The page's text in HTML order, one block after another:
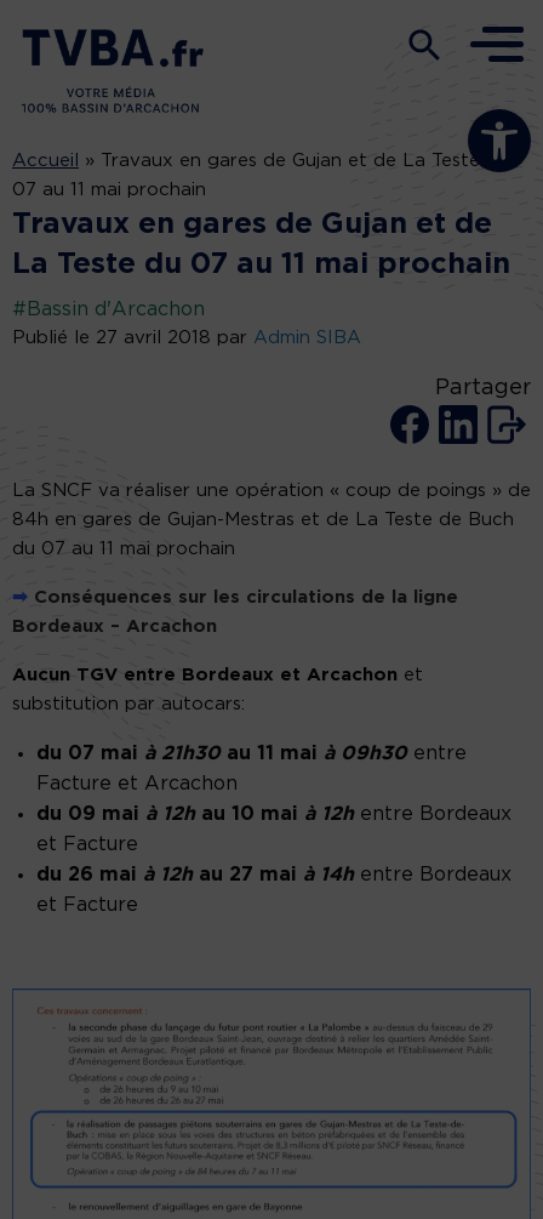
Ouvrir la
Accueil »
Travaux en gares de Gujan et de La Teste du
07 au 11 mai prochain
Travaux en gares de Gujan et de
La Teste du 07 au 11 mai prochain
#Bassin d'Arcachon
Publié le 27 avril 2018 par Admin SIBA
Partager
La SNCF va réaliser une opération « coup de poings » de
84h en gares de Gujan-Mestras et de La Teste de Buch
du 07 au 11 mai prochain
➡ Conséquences sur les circulations de la ligne
Bordeaux – Arcachon
Aucun TGV entre Bordeaux et Arcachon et
substitution par autocars:
du 07 mai à 21h30au 11 mai à 09h30entre
Facture et Arcachon
du 09 mai à 12hau 10 mai à 12hentre Bordeaux
et Facture
du 26 mai à 12hau 27 mai à 14hentre Bordeaux
et Facture